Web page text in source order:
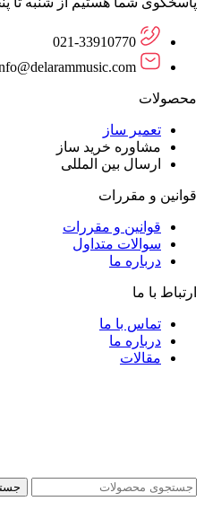
021-33910770
محصولات
تعمیر ساز
مشاوره خرید ساز
ارسال بین المللی
قوانین و مقررات
قوانین و مقررات
سوالات متداول
درباره ما
ارتباط با ما
تماس با ما
درباره ما
مقالات